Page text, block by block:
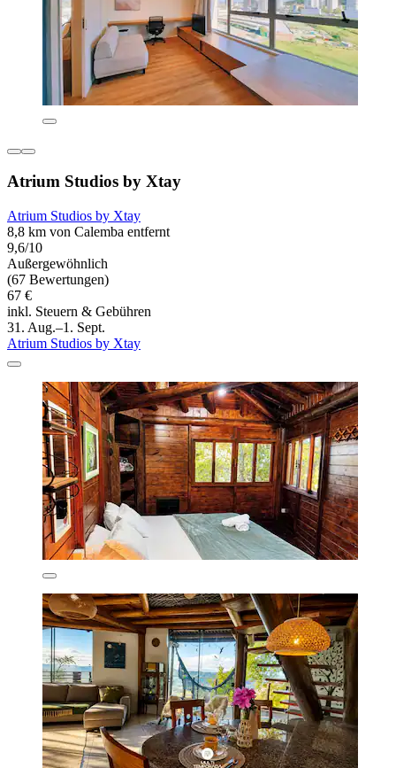
Atrium Studios by Xtay
Atrium Studios by Xtay
8,8 km von Calemba entfernt
9,6/10
Außergewöhnlich
(67 Bewertungen)
67 €
inkl. Steuern & Gebühren
31. Aug.–1. Sept.
Atrium Studios by Xtay